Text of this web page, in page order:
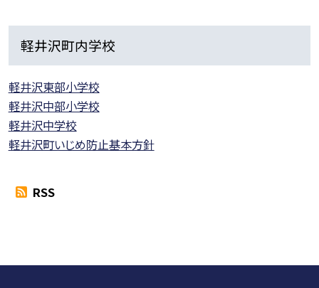
軽井沢町内学校
軽井沢東部小学校
軽井沢中部小学校
軽井沢中学校
軽井沢町いじめ防止基本方針
RSS